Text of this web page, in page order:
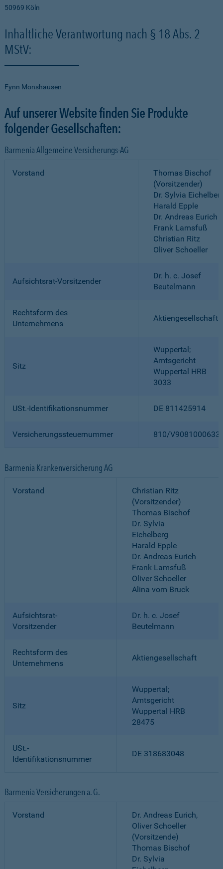
50969 Köln
Inhaltliche Verantwortung nach § 18 Abs. 2
MStV:
Fynn Monshausen
Auf unserer Website finden Sie Produkte
folgender Gesellschaften:
Barmenia Allgemeine Versicherungs-AG
Vorstand
Thomas Bischof
(Vorsitzender)
Dr. Sylvia
Harald Epple
Dr. Andreas Eurich
Frank Lamsfuß
Christian Ritz
Oliver Schoeller
Aufsichtsrat-Vorsitzender
Dr. h. c. Josef
Beutelmann
Rechtsform des
Unternehmens
Aktiengesellschaft
Sitz
Wuppertal;
Amtsgericht
Wuppertal HRB
3033
USt.-Identifikationsnummer DE 811425914
Versicherungssteuernummer 810/
Barmenia Krankenversicherung AG
Vorstand
Christian Ritz
(Vorsitzender)
Thomas Bischof
Dr. Sylvia
Eichelberg
Harald Epple
Dr. Andreas Eurich
Frank Lamsfuß
Oliver Schoeller
Alina vom Bruck
Aufsichtsrat-
Vorsitzender
Dr. h. c. Josef
Beutelmann
Rechtsform des
Unternehmens
Aktiengesellschaft
Sitz
Wuppertal;
Amtsgericht
Wuppertal HRB
28475
USt.-
Identifikationsnummer
DE 318683048
Barmenia Versicherungen a. G.
Vorstand
Dr. Andreas Eurich,
Oliver Schoeller
(Vorsitzende)
Thomas Bischof
Dr. Sylvia